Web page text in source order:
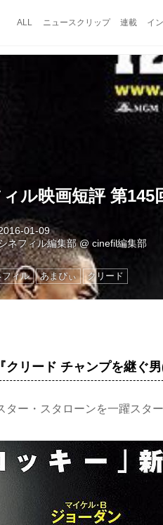
ALL ニュースクリップ 連載 イ
ル映画短評 第145
01-09
ネフィル編集部@cinefil編集部
ィル あまぴぃ クリード
クリード チャンプを継ぐ男
ター・スタローンを一躍スタ